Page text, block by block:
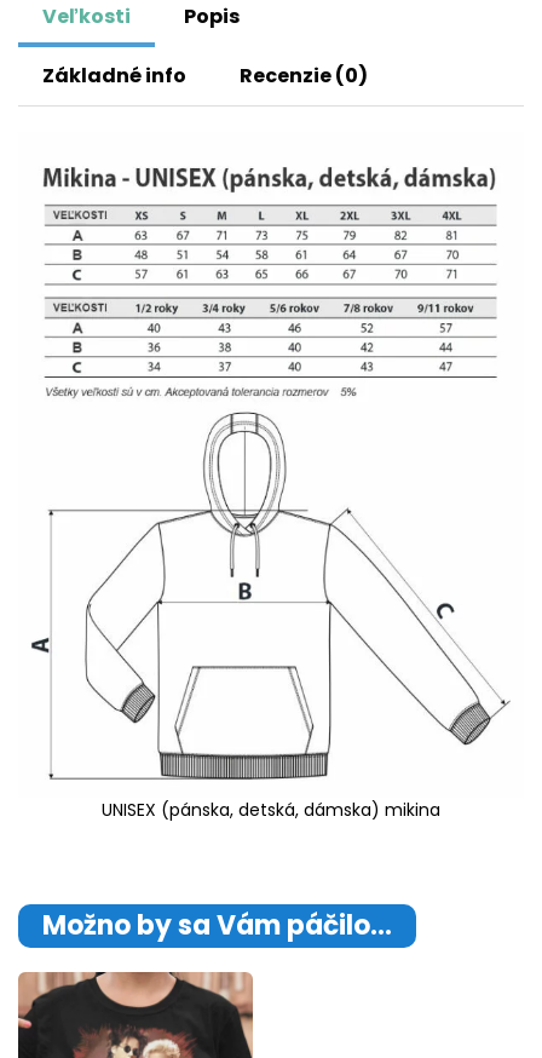
Veľkosti Popis
Základné info Recenzie (0)
UNISEX (pánska, detská, dámska) mikina
Možno by sa Vám páčilo…